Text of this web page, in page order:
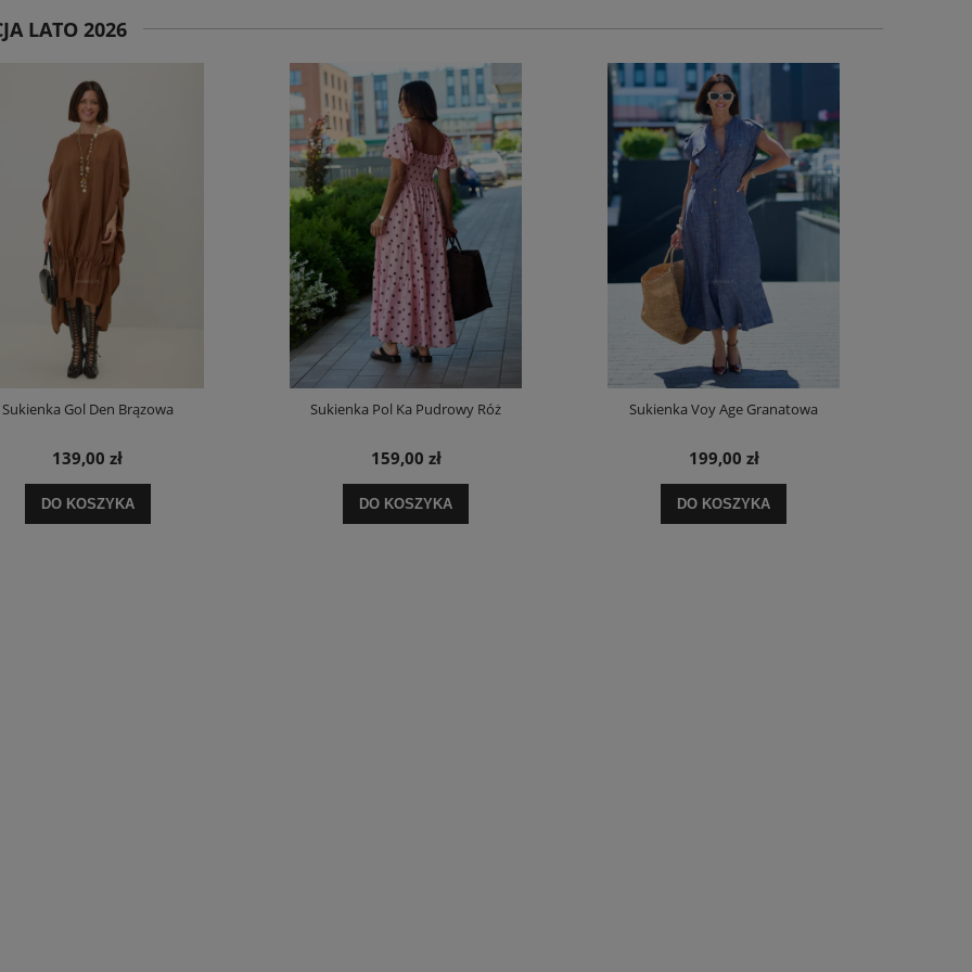
LATO 2026
Sukienka Gol Den Brązowa
139,00 zł
DO KOSZYKA
Sukienka Pol Ka Pudrowy Róż
159,00 zł
DO KOSZYKA
Sukienka Voy Age Granatowa
199,00 zł
DO KOSZYKA